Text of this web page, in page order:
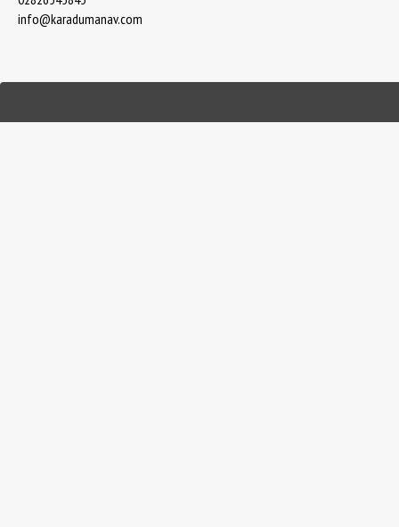
info@karadumanav.com